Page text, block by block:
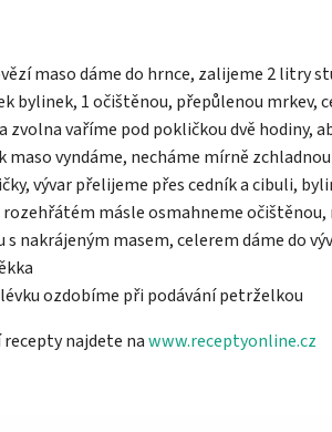
maso dáme do hrnce, zalijeme 2 litry
bylinek, 1 očištěnou, přepůlenou mrkev,
zvolna vaříme pod pokličkou dvě hodiny,
maso vyndáme, necháme mírně
vývar přelijeme přes cedník a cibuli,
rozehřátém másle osmahneme
s nakrájeným masem, celerem dáme do
ozdobíme při podávání petrželkou
recepty najdete nawww.receptyonline.cz